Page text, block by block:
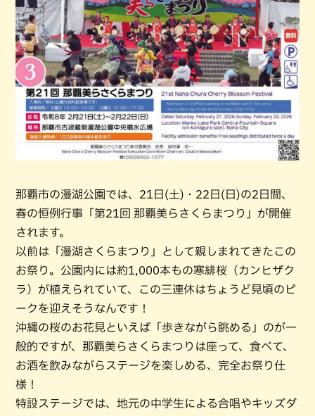
那覇市の漫湖公園では、21日(土)・22日(日)の2日間、
春の恒例行事「第21回 那覇美らさくらまつり」が開催
されます。
以前は「漫湖さくらまつり」として親しまれてきたこの
お祭り。公園内には約1,000本もの寒緋桜（カンヒザク
ラ）が植えられていて、この三連休はちょうど見頃のピ
ークを迎えそうなんです！
沖縄の桜のお花見といえば「歩きながら眺める」のが一
般的ですが、那覇美らさくらまつりは座って、食べて、
お酒を飲みながらステージを楽しめる、完全お祭り仕
様！
特設ステージでは、地元の中学生による合唱やキッズダ